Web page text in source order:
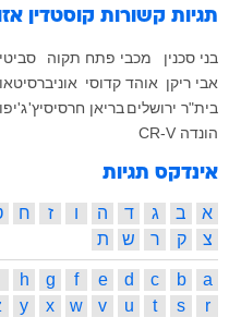
תגיות קשורות קוסטדין
בני סכנין מכבי פתח תקוה
אבי ריקן אוהד קדוסי
בית"ר ירושליםבריאן חרסיסיץ'
הונדה CR-V
אינדקס תגיות
א ב ג ד ה ו ז ח
צ
ק ר ש ת
a
b
c
d
e
f
g
h
r
s
t
u
v
w
x
y